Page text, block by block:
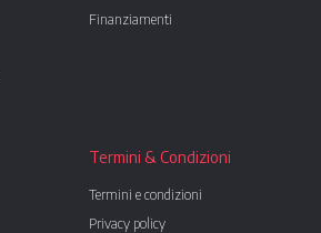
Finanziamenti
Termini & Condizioni
Termini e condizioni
Privacy policy